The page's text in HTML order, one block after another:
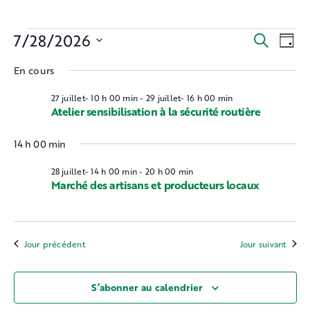
Évènements
for
juillet,
2026
Recherche
vues
Recherche
vues
Jour
7/28/2026
une
En cours
Atelier sensibilisation à la sécurité routière
27 juillet- 10 h 00 min- 29 juillet- 16 h 00 min
14 h 00 min
Marché des artisans et producteurs locaux
28 juillet- 14 h 00 min- 20 h 00 min
Jour précédent Jour suivant
S’abonner au calendrier